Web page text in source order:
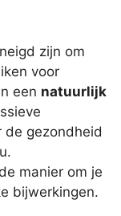
zijn om
voor
een natuurlijk
de gezondheid
manier om je
bijwerkingen.